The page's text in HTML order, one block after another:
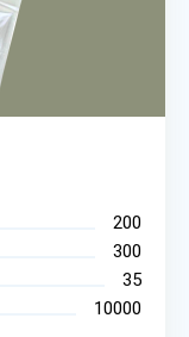
200
300
35
10000